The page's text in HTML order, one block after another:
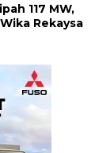
117 MW,
Rekaysa